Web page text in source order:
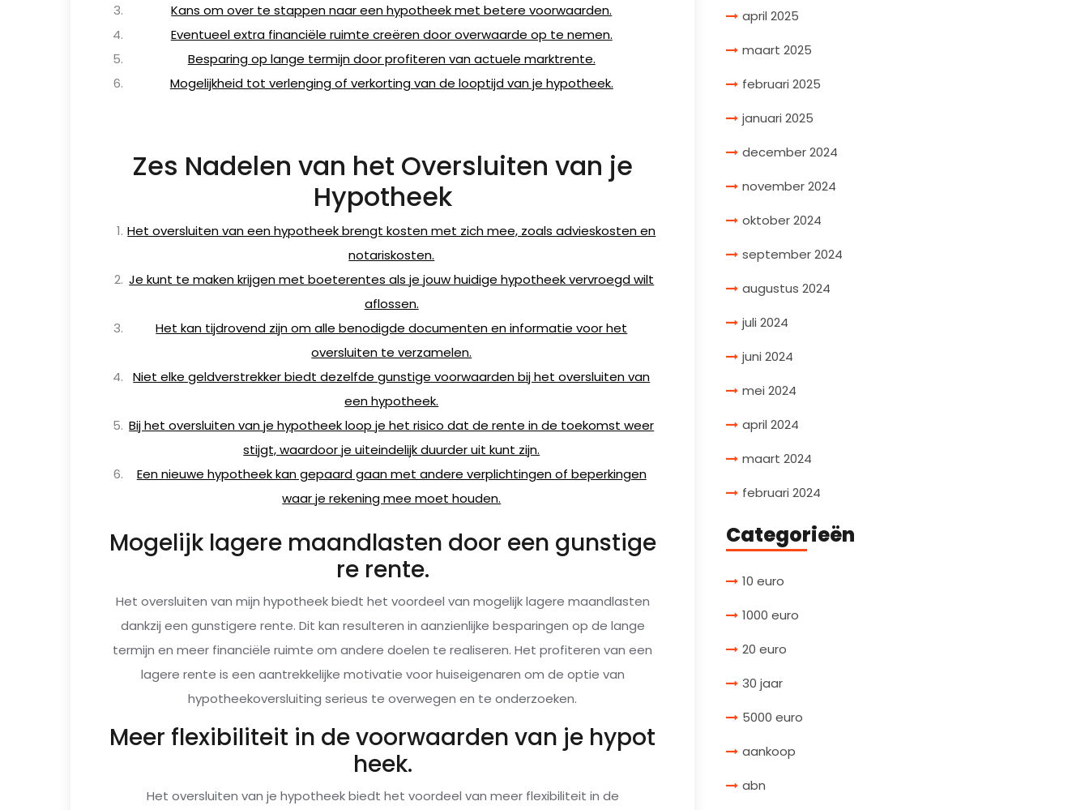
Kans om over te stappen naar een hypotheek met betere voorwaarden.
Eventueel extra financiële ruimte creëren door overwaarde op te nemen.
Besparing op lange termijn door profiteren van actuele marktrente.
Mogelijkheid tot verlenging of verkorting van de looptijd van je hypotheek.
Zes Nadelen van het Oversluiten van je
Hypotheek
Het oversluiten van een hypotheek brengt kosten met zich mee, zoals advieskosten en
notariskosten.
Je kunt te maken krijgen met boeterentes als je jouw huidige hypotheek vervroegd wilt
aflossen.
Het kan tijdrovend zijn om alle benodigde documenten en informatie voor het
oversluiten te verzamelen.
Niet elke geldverstrekker biedt dezelfde gunstige voorwaarden bij het oversluiten van
een hypotheek.
Bij het oversluiten van je hypotheek loop je het risico dat de rente in de toekomst weer
stijgt, waardoor je uiteindelijk duurder uit kunt zijn.
Een nieuwe hypotheek kan gepaard gaan met andere verplichtingen of beperkingen
waar je rekening mee moet houden.
Mogelijk lagere maandlasten door een gunstige
re rente.
Het oversluiten van mijn hypotheek biedt het voordeel van mogelijk lagere maandlasten
dankzij een gunstigere rente. Dit kan resulteren in aanzienlijke besparingen op de lange
termijn en meer financiële ruimte om andere doelen te realiseren. Het profiteren van een
lagere rente is een aantrekkelijke motivatie voor huiseigenaren om de optie van
hypotheekoversluiting serieus te overwegen en te onderzoeken.
Meer flexibiliteit in de voorwaarden van je hypot
heek.
Het oversluiten van je hypotheek biedt het voordeel van meer flexibiliteit in de
april 2025
maart 2025
februari 2025
januari 2025
december 2024
november 2024
oktober 2024
september 2024
augustus 2024
juli 2024
juni 2024
mei 2024
april 2024
maart 2024
februari 2024
Categorieën
10 euro
1000 euro
20 euro
30 jaar
5000 euro
aankoop
abn